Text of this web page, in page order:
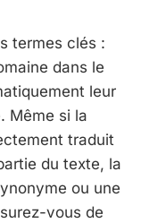
termes clés :
dans le
leur
Même si la
traduit
du texte, la
ou une
vous de